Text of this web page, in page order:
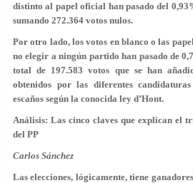
distinto al papel oficial han pasado del
sumando 272.364 votos nulos.
Por otro lado, los votos en blanco o las
no elegir a ningún partido han pasado de
total de 197.583 votos que se han
obtenidos por las diferentes
escaños según la conocida ley d’Hont.
Análisis: Las cinco claves que explican el
del PP
Carlos Sánchez
Las elecciones, lógicamente, tiene